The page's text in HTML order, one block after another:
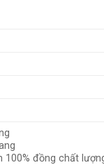
100% đồng chất